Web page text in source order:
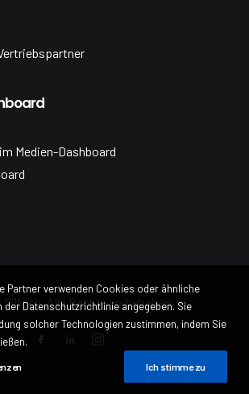
Medien-Dashboard
Alle Rechte vorbehalten.
Partner verwenden Cookies oder ähnliche
der Datenschutzrichtlinie angegeben. Sie
solcher Technologien zustimmen, indem Sie
Ich stimme zu